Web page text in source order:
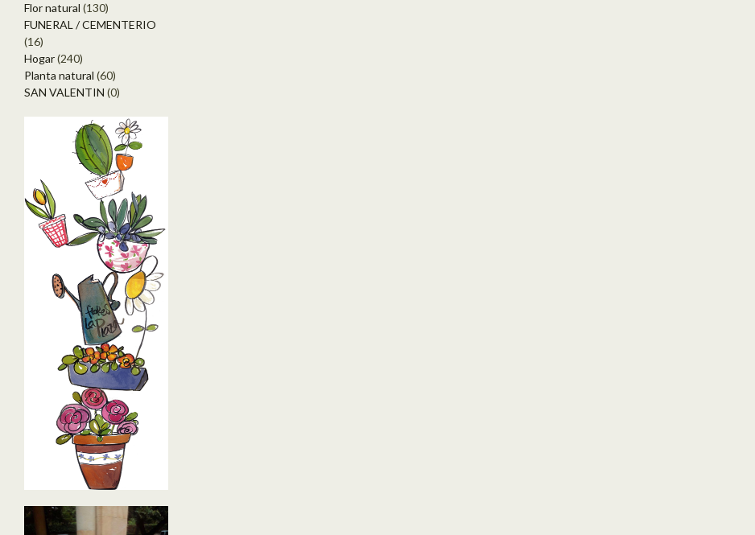
Flor natural (130)
FUNERAL / CEMENTERIO
(16)
Hogar(240)
Planta natural (60)
SAN VALENTIN (0)